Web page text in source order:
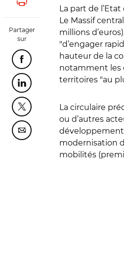
Lancer l'impression
Partager
sur
Partager cette page sur
Partager cette page sur
Partager cette page sur
Partager cette page sur
La part de
Le Massif
millions
"d’engager
hauteur de la
notamment les
territoires "au
La circulaire
ou d’autres
développement
modernisation
mobilités